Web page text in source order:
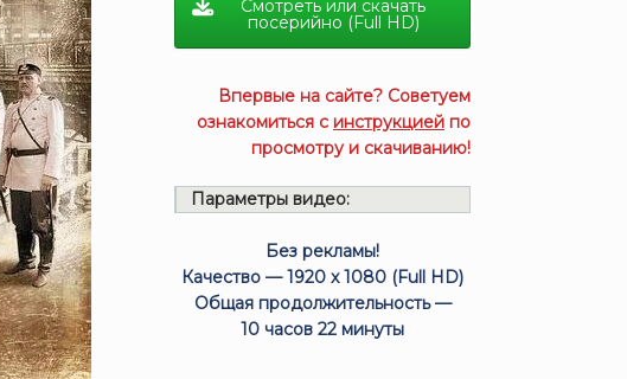
Смотреть или скачать
посерийно (Full HD)
Впервые на сайте? Советуем
ознакомиться с инструкцией по
просмотру и скачиванию!
Параметры видео:
Без рекламы!
Качество — 1920 x 1080 (Full HD)
Общая продолжительность —
10 часов 22 минуты